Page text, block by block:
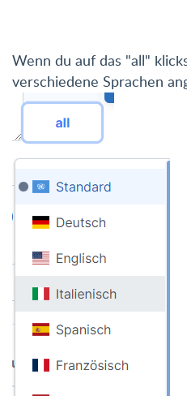
Wenn du auf das "all"
verschiedene Sprachen